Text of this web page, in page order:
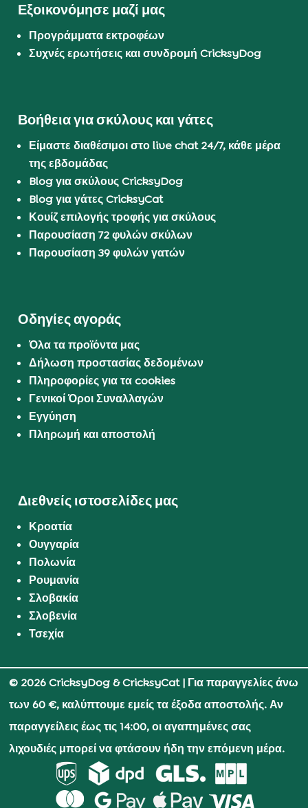
Εξοικονόμησε μαζί μας
Προγράμματα εκτροφέων
Συχνές ερωτήσεις και συνδρομή CricksyDog
Βοήθεια για σκύλους και γάτες
Είμαστε διαθέσιμοι στο live chat 24/7, κάθε μέρα
της εβδομάδας
Blog για σκύλους CricksyDog
Blog για γάτες CricksyCat
Κουίζ επιλογής τροφής για σκύλους
Παρουσίαση 72 φυλών σκύλων
Παρουσίαση 39 φυλών γατών
Οδηγίες αγοράς
Όλα τα προϊόντα μας
Δήλωση προστασίας δεδομένων
Πληροφορίες για τα cookies
Γενικοί Όροι Συναλλαγών
Εγγύηση
Πληρωμή και αποστολή
Διεθνείς ιστοσελίδες μας
Κροατία
Ουγγαρία
Πολωνία
Ρουμανία
Σλοβακία
Σλοβενία
Τσεχία
© 2026 CricksyDog & CricksyCat| Για παραγγελίες άνω
των 60 €, καλύπτουμε εμείς τα έξοδα αποστολής. Αν
παραγγείλεις έως τις 14:00, οι αγαπημένες σας
λιχουδιές μπορεί να φτάσουν ήδη την επόμενη μέρα.